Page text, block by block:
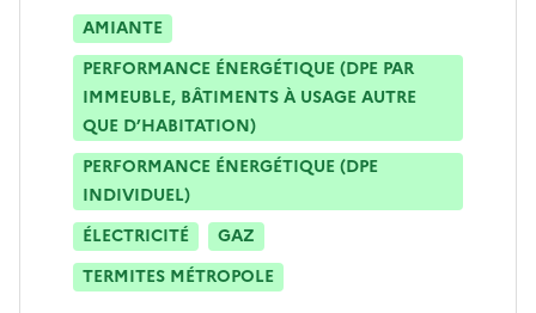
AMIANTE
PERFORMANCE ÉNERGÉTIQUE (DPE PAR
IMMEUBLE, BÂTIMENTS À USAGE AUTRE
QUE D’HABITATION)
PERFORMANCE ÉNERGÉTIQUE (DPE
INDIVIDUEL)
ÉLECTRICITÉ
GAZ
TERMITES MÉTROPOLE